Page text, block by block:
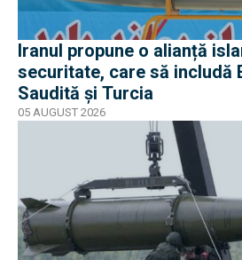
Iranul propune o alianță
securitate, care să includă
Saudită și Turcia
05 AUGUST 2026